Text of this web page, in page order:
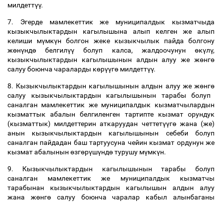
милдеттүү.
7. Эгерде мамлекеттик же муниципалдык кызматчыда
кызыкчылыктардын кагылышына алып келген же алып
келиши мүмкүн болгон жеке кызыкчылык пайда болгону
жөнүндө белгилүү болуп калса, жалдоочунунөкүлү,
кызыкчылыктардын кагылышынын алдын алуу же жөнгө
салуу боюнча чараларды көрүүгө милдеттүү.
8. Кызыкчылыктардын кагылышынын алдын алуу же жөнгө
салуу кызыкчылыктардын кагылышынын тарабы болуп
саналган мамлекеттик же муниципалдык кызматчылардын
кызматтык абалын белгиленген тартипте кызмат орундук
(кызматтык) милдеттерин аткаруудан четтетүүгөжана (же)
анын кызыкчылыктардын кагылышынын себеби болуп
саналган пайдадан баш тартуусуна чейин кызмат ордунун же
кызмат абалынын өзгөрүшүндөтурушу мүмкүн.
9. Кызыкчылыктардын кагылышынын тарабы болуп
саналган мамлекеттик же муниципалдык кызматчы
тарабынан кызыкчылыктардын кагылышын алдын алуу
жана жөнгөсалуу боюнча чаралар кабыл алынбаганы